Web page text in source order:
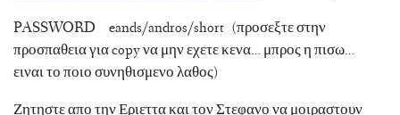
PASSWORD eands/andros/short (προσεξτε στην
προσπαθεια για copy να μην εχετε κενα… μπρος η πισω…
ειναι το ποιο συνηθισμενο λαθος)
Ζητηστε απο την Εριεττα και τον Στεφανο να μοιραστουν